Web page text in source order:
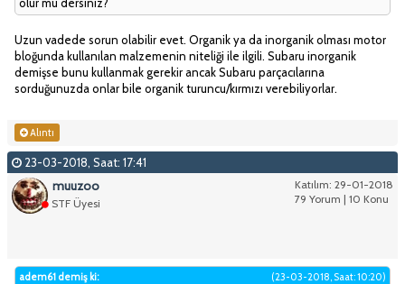
Uzun vadede sorun olabilir evet. Organik ya da inorganik olması motor
bloğunda kullanılan malzemenin niteliği ile ilgili. Subaru inorganik
demişse bunu kullanmak gerekir ancak Subaru parçacılarına
sorduğunuzda onlar bile organik turuncu/kırmızı verebiliyorlar.
Alıntı
23-03-2018, Saat: 17:41
Katılım: 29-01-2018
79 Yorum | 10 Konu
muuzoo
STF Üyesi
(23-03-2018, Saat: 10:20)
adem61 demiş ki: